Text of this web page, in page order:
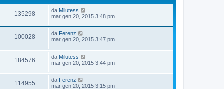
135298
i
i
U
l
i
m
o
e
s
s
g
g
i
da Milutess
mar gen 20, 2015 3:48 pm
100028
i
i
U
l
i
m
o
e
s
s
da Ferenz
mar gen 20, 2015 3:47 pm
184576
i
U
l
i
m
o
da Milutess
mar gen 20, 2015 3:44 pm
114955
U
l
da Ferenz
mar gen 20, 2015 3:15 pm